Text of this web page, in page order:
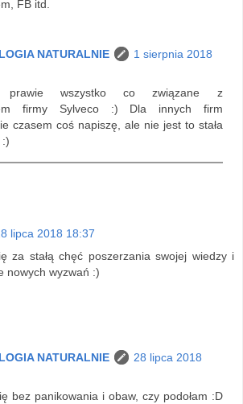
FB itd.
NATURALNIE
1 sierpnia 2018
prawie wszystko co związane z
firmy Sylveco :) Dla innych firm
czasem coś napiszę, ale nie jest to stała
:)
lipca 2018 18:37
za stałą chęć poszerzania swojej wiedzy i
nowych wyzwań :)
NATURALNIE
28 lipca 2018
bez panikowania i obaw, czy podołam :D